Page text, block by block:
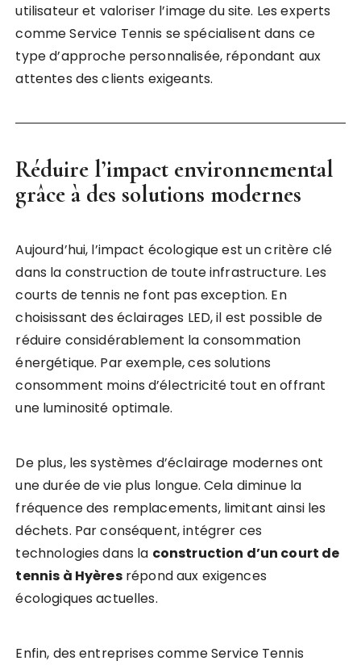
utilisateur et valoriser l’image du site. Les experts
comme Service Tennis se spécialisent dans ce
type d’approche personnalisée, répondant aux
attentes des clients exigeants.
Réduire l’impact environnemental
grâce à des solutions modernes
Aujourd’hui, l’impact écologique est un critère clé
dans la construction de toute infrastructure. Les
courts de tennis ne font pas exception. En
choisissant des éclairages LED, il est possible de
réduire considérablement la consommation
énergétique. Par exemple, ces solutions
consomment moins d’électricité tout en offrant
une luminosité optimale.
De plus, les systèmes d’éclairage modernes ont
une durée de vie plus longue. Cela diminue la
fréquence des remplacements, limitant ainsi les
déchets. Par conséquent, intégrer ces
technologies dans la construction d’un court de
tennis à Hyèresrépond aux exigences
écologiques actuelles.
Enfin, des entreprises comme Service Tennis